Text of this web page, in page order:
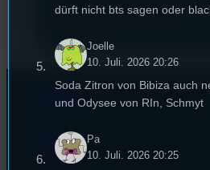
Kontakt
FAQ
dürft nicht bts sagen oder
Joelle
10. Juli. 2026 20:26
Soda Zitron von Bibiza auch
und Odysee von RIn, Schmyt
Pa
10. Juli. 2026 20:25